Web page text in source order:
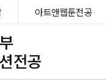
전공
아트앤웹툰전공